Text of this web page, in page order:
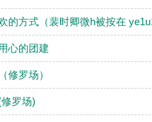
的方式（裴时卿微h被按在
心的团建
修罗场）
罗场)